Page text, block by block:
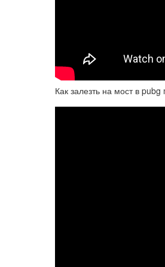
Как залезть на мост в